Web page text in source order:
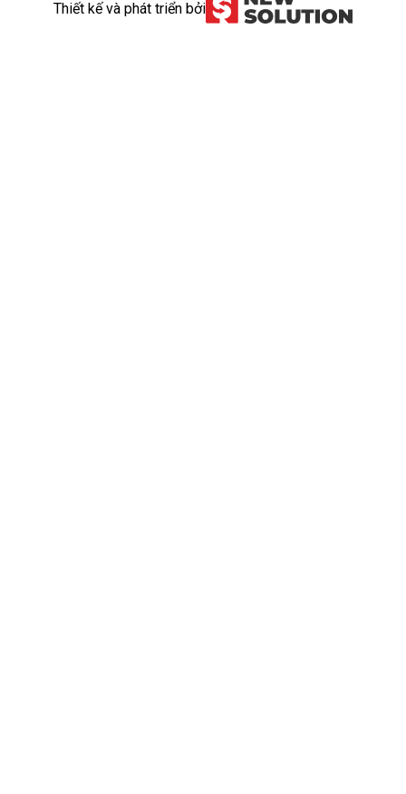
Thiết kế và phát triển bởi